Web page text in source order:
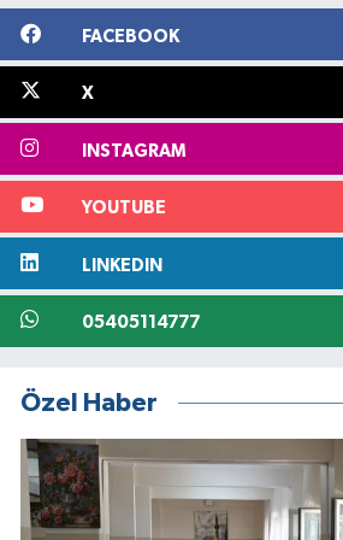
FACEBOOK
X
INSTAGRAM
YOUTUBE
LINKEDIN
05405114777
Özel Haber